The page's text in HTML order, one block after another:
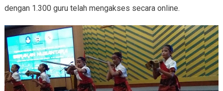
dengan 1.300 guru telah mengakses secara online.